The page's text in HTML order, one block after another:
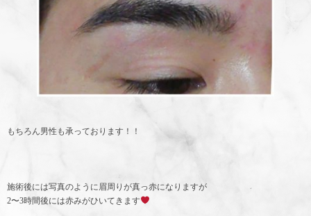
もちろん男性も承っております ！！
施術後には写真のように眉周りが真っ赤になりますが
2〜3時間後には赤みがひいてきます